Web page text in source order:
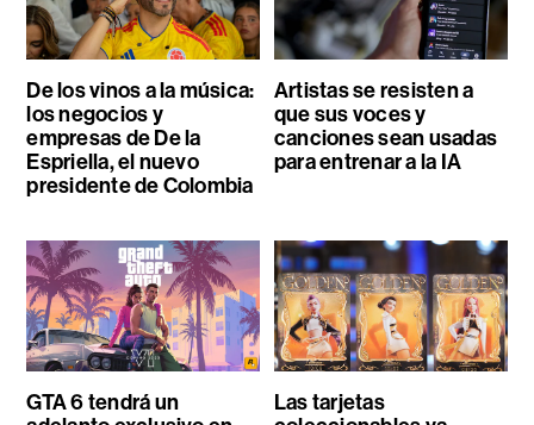
De los vinos a la música:
los negocios y
empresas de De la
Espriella, el nuevo
presidente de Colombia
Artistas se resisten a
que sus voces y
canciones sean usadas
para entrenar a la IA
GTA 6 tendrá un
Las tarjetas